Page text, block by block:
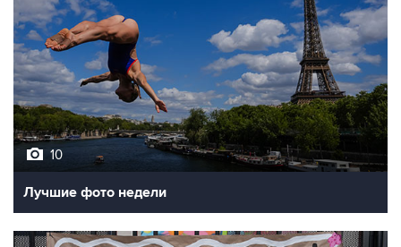
10
Лучшие фото недели